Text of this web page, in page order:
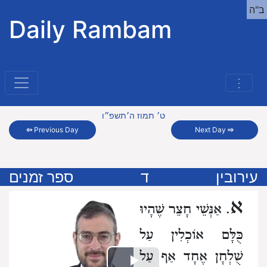
Daily Rambam
⋮
ב"ה
⇦ Previous Day
ט׳ תמוז ה׳תשפ״ו
Next Day⇨
עירובין ד ספר זמנים
א. אַנְּשֵׁי חָצֵר שֶׁהָיוּ
כֻּלָּם אוֹכְלִין עַל
שֻׁלְחָן אֶחָד אַף עַל